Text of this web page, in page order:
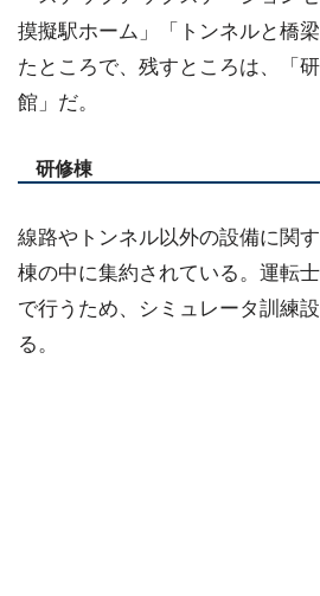
摸擬駅ホーム」「トンネルと橋
たところで、残すところは、「
館」だ。
研修棟
線路やトンネル以外の設備に関
棟の中に集約されている。運転
で行うため、シミュレータ訓練
る。